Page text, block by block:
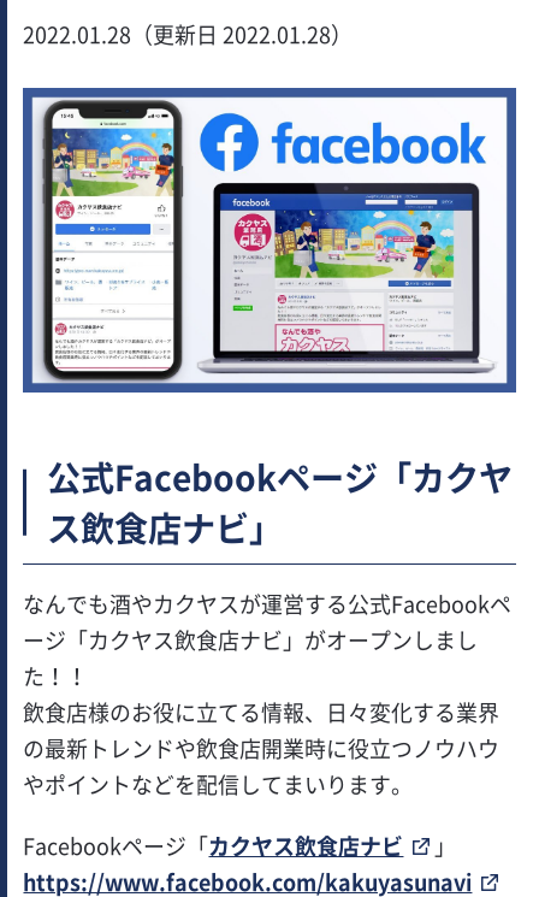
2022.01.28（更新日 2022.01.28）
公式Facebookページ「カクヤ
ス飲食店ナビ」
なんでも酒やカクヤスが運営する公式Facebookペ
ージ「カクヤス飲食店ナビ」がオープンしまし
た！！
飲食店様のお役に立てる情報、日々変化する業界
の最新トレンドや飲食店開業時に役立つノウハウ
やポイントなどを配信してまいります。
Facebookページ「カクヤス飲食店ナビ
」
https://www.facebook.com/kakuyasunavi